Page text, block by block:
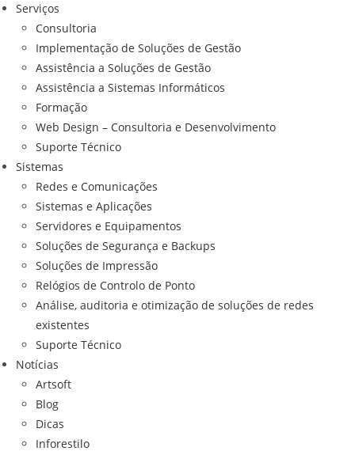
Serviços
Consultoria
Implementação de Soluções de Gestão
Assistência a Soluções de Gestão
Assistência a Sistemas Informáticos
Formação
Web Design – Consultoria e Desenvolvimento
Suporte Técnico
Sistemas
Redes e Comunicações
Sistemas e Aplicações
Servidores e Equipamentos
Soluções de Segurança e Backups
Soluções de Impressão
Relógios de Controlo de Ponto
Análise, auditoria e otimização de soluções de redes
existentes
Suporte Técnico
Notícias
Artsoft
Blog
Dicas
Inforestilo